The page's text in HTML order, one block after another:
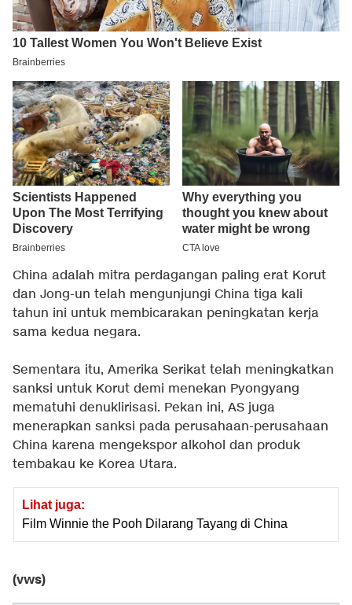
China adalah mitra perdagangan paling erat Korut
dan Jong-un telah mengunjungi China tiga kali
tahun ini untuk membicarakan peningkatan kerja
sama kedua negara.
Sementara itu, Amerika Serikat telah meningkatkan
sanksi untuk Korut demi menekan Pyongyang
mematuhi denuklirisasi. Pekan ini, AS juga
menerapkan sanksi pada perusahaan-perusahaan
China karena mengekspor alkohol dan produk
tembakau ke Korea Utara.
Lihat juga:
Film Winnie the Pooh Dilarang Tayang di China
(vws)